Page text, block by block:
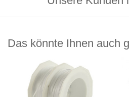
Das könnte Ihnen auch